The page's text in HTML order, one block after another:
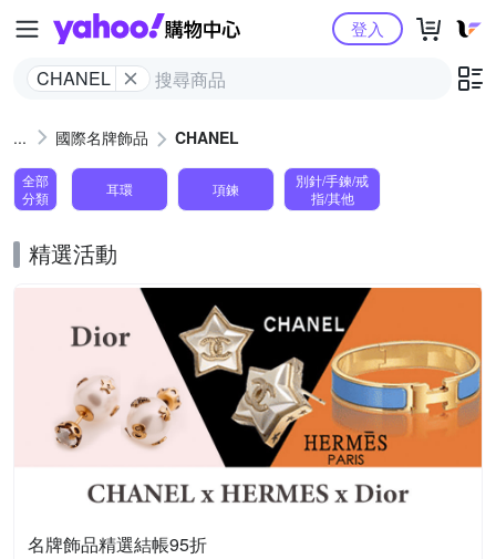
Yahoo購物中心
CHANEL
登入
國際名牌飾品 CHANEL
全部
分類
耳環 項鍊
別針/手鍊/戒
指/其他
精選活動
名牌飾品精選結帳95折